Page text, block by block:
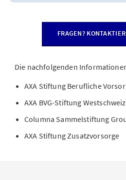
FRAGEN?
Die nachfolgenden
AXA Stiftung Berufliche
AXA BVG-Stiftung Westschweiz
Columna Sammelstiftung
AXA Stiftung Zusatzvorsorge